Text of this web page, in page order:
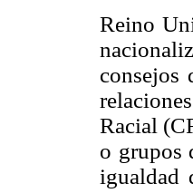
Reino
consejos
Racial
o grupos
igualdad